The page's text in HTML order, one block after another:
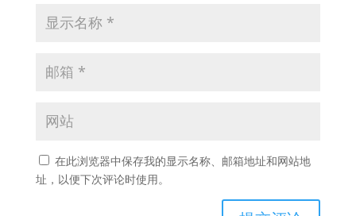
在此浏览器中保存我的显示名称、邮箱地址和网站地
址，以便下次评论时使用。